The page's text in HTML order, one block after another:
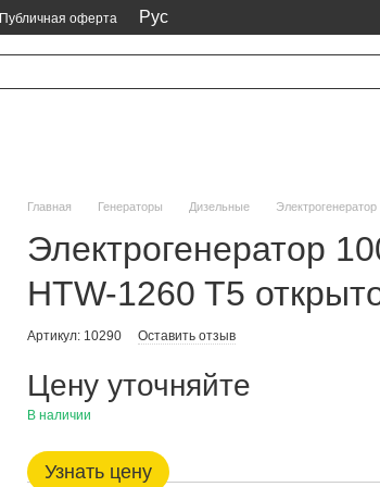
Публичная оферта Рус
Главная Генераторы Дизельные
Электрогенератор
HTW-1260 T5
Артикул: 10290 Оставить отзыв
Цену уточняйте
В наличии
Узнать цену